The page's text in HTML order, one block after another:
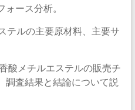
ース分析。
テルの主要原材料、主要サ
酸メチルエステルの販売チ
調査結果と結論について説